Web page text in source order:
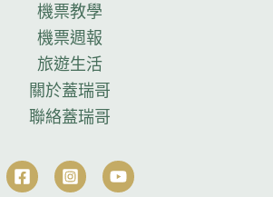
機票教學
機票週報
旅遊生活
關於蓋瑞哥
聯絡蓋瑞哥